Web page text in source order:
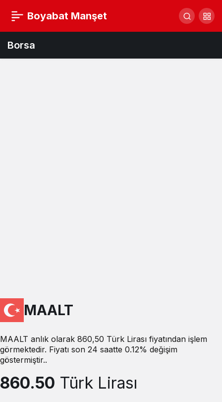
Boyabat Manşet
Borsa
MAALT
MAALT anlık olarak 860,50 Türk Lirası fiyatından işlem
görmektedir. Fiyatı son 24 saatte 0.12% değişim
göstermiştir..
860.50 Türk Lirası